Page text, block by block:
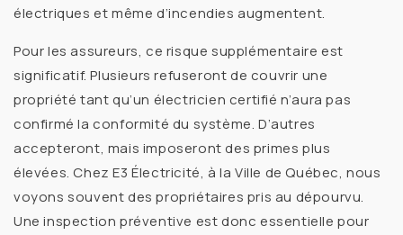
électriques et même d’incendies augmentent.
Pour les assureurs, ce risque supplémentaire est
significatif. Plusieurs refuseront de couvrir une
propriété tant qu’un électricien certifié n’aura pas
confirmé la conformité du système. D’autres
accepteront, mais imposeront des primes plus
élevées. ChezE3 Électricité, à laVille de Québec, nous
voyons souvent des propriétaires pris au dépourvu.
Une inspection préventive est donc essentielle pour